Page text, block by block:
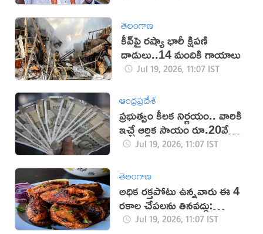
తెలంగాణ
కీవ్‌పై రష్యా భారీ క్షిపణి
దాడులు..14 మందికి గాయాలు
Jul 19, 2026, 11:07 IST
ఆంధ్రప్రదేశ్
ప్రభుత్వం కీలక నిర్ణయం.. వారికి
ఇచ్చే ఆర్థిక సాయం రూ.20వేలకు
పెంపు!Jul 19, 2026, 11:07 IST
తెలంగాణ
అధిక రక్తపోటు ఉన్నవారు ఈ 4
రకాల చేపలను తినవద్దు:
నిపుణులు
Jul 19, 2026, 11:07 IST